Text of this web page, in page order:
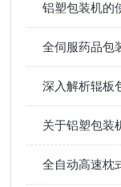
铝塑包装机的
全伺服药品包
深入解析辊板
关于铝塑包装
全自动高速枕